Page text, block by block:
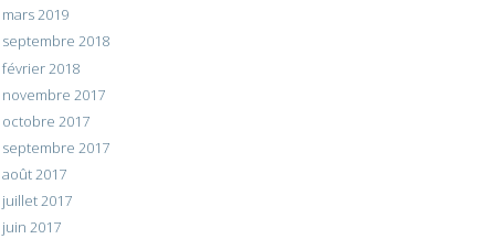
mars 2019
septembre 2018
février 2018
novembre 2017
octobre 2017
septembre 2017
août 2017
juillet 2017
juin 2017